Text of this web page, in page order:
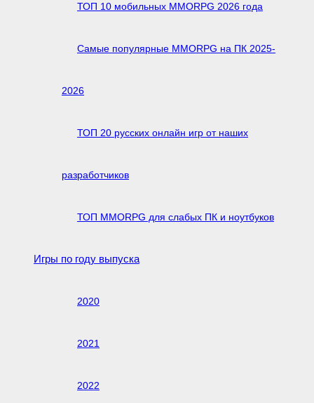
ТОП 10 мобильных MMORPG 2026 года
Самые популярные MMORPG на ПК 2025-
2026
ТОП 20 русских онлайн игр от наших
разработчиков
ТОП MMORPG для слабых ПК и ноутбуков
Игры по году выпуска
2020
2021
2022